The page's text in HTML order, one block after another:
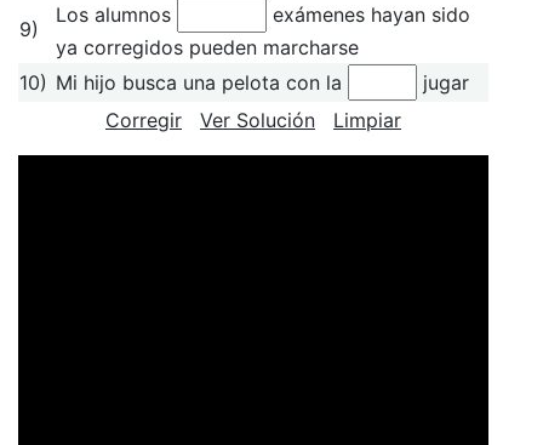
9)
Los alumnos
exámenes hayan sido
ya corregidos pueden marcharse
10) Mi hijo busca una pelota con la
jugar
Corregir
Ver Solución Limpiar